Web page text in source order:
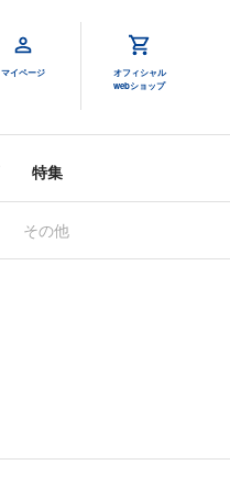
マイページ
オフィシャル
webショップ
特集
その他